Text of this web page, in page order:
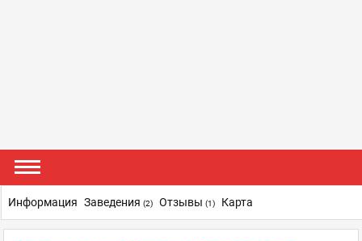
Информация Заведения (2) Отзывы (1) Карта